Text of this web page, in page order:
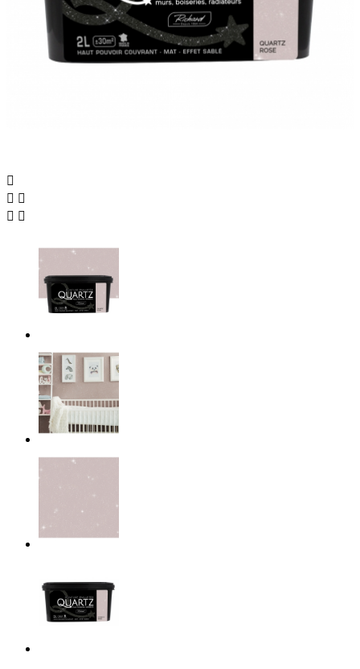

 
 